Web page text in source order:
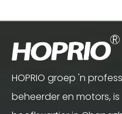
HOPRIO groep 'n
beheerder en motors,